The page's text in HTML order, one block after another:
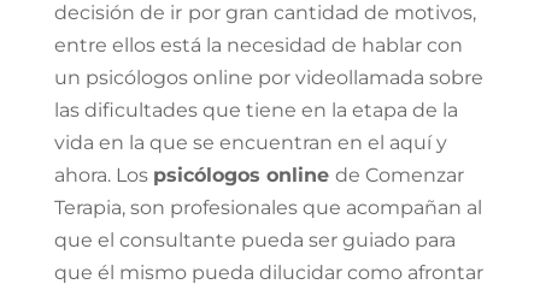
decisión de ir por gran cantidad de motivos,
entre ellos está la necesidad de hablar con
un psicólogos online por videollamada sobre
las dificultades que tiene en la etapa de la
vida en la que se encuentran en el aquí y
ahora. Los psicólogos online de Comenzar
Terapia, son profesionales que acompañan al
que el consultante pueda ser guiado para
que él mismo pueda dilucidar como afrontar